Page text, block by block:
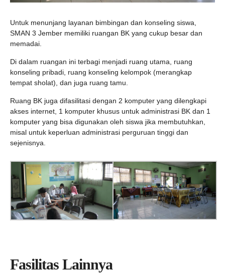
Untuk menunjang layanan bimbingan dan konseling siswa,
SMAN 3 Jember memiliki ruangan BK yang cukup besar dan
memadai.
Di dalam ruangan ini terbagi menjadi ruang utama, ruang
konseling pribadi, ruang konseling kelompok (merangkap
tempat sholat), dan juga ruang tamu.
Ruang BK juga difasilitasi dengan 2 komputer yang dilengkapi
akses internet, 1 komputer khusus untuk administrasi BK dan 1
komputer yang bisa digunakan oleh siswa jika membutuhkan,
misal untuk keperluan administrasi perguruan tinggi dan
sejenisnya.
Fasilitas Lainnya